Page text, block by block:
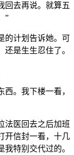
回去再说。就算五
”
的计划告诉她。可
是生生忍住了。
。我下楼一看，
法医回去之后加班
开信封一看，十几
特别交代过的。